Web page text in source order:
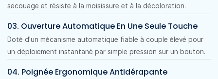
secouage et résiste à la moisissure et à la décoloration.
03. Ouverture Automatique En Une Seule Touche
Doté d'un mécanisme automatique fiable à couple élevé pour
un déploiement instantané par simple pression sur un bouton.
04. Poignée Ergonomique Antidérapante